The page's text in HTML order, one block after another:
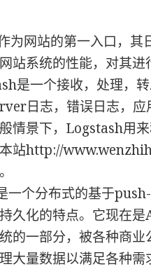
为网站的第一入口，其
站系统的性能，对其进
是一个接收，处理，
日志，错误日志，应
情景下，Logstash用
站http://
一个分布式的基于
久化的特点。它现在
的一部分，被各种商
大量数据以满足各种